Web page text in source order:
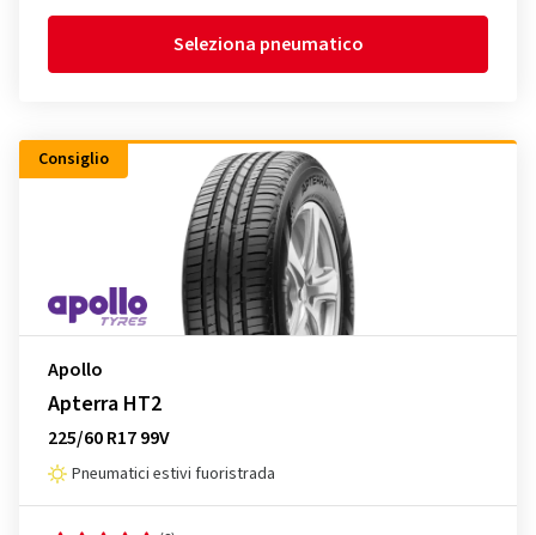
Seleziona pneumatico
Consiglio
Apollo
Apterra HT2
225/60 R17 99V
Pneumatici estivi fuoristrada